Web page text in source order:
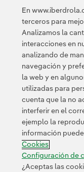
Acceso a
Contacta Clientes
Transparencia
Configuración de
En
terceros para
Analizamos la
interacciones en
analizando de
navegación y
la web y en
utilizadas para
cuenta que la no
interferir en el
ejemplo la
información
Cookies
Configuración de
¿Aceptas las